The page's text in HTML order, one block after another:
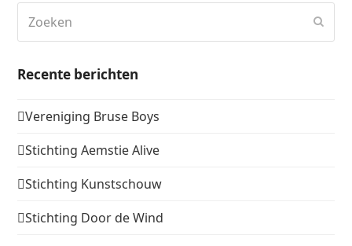
Recente berichten
Vereniging Bruse Boys
Stichting Aemstie Alive
Stichting Kunstschouw
Stichting Door de Wind